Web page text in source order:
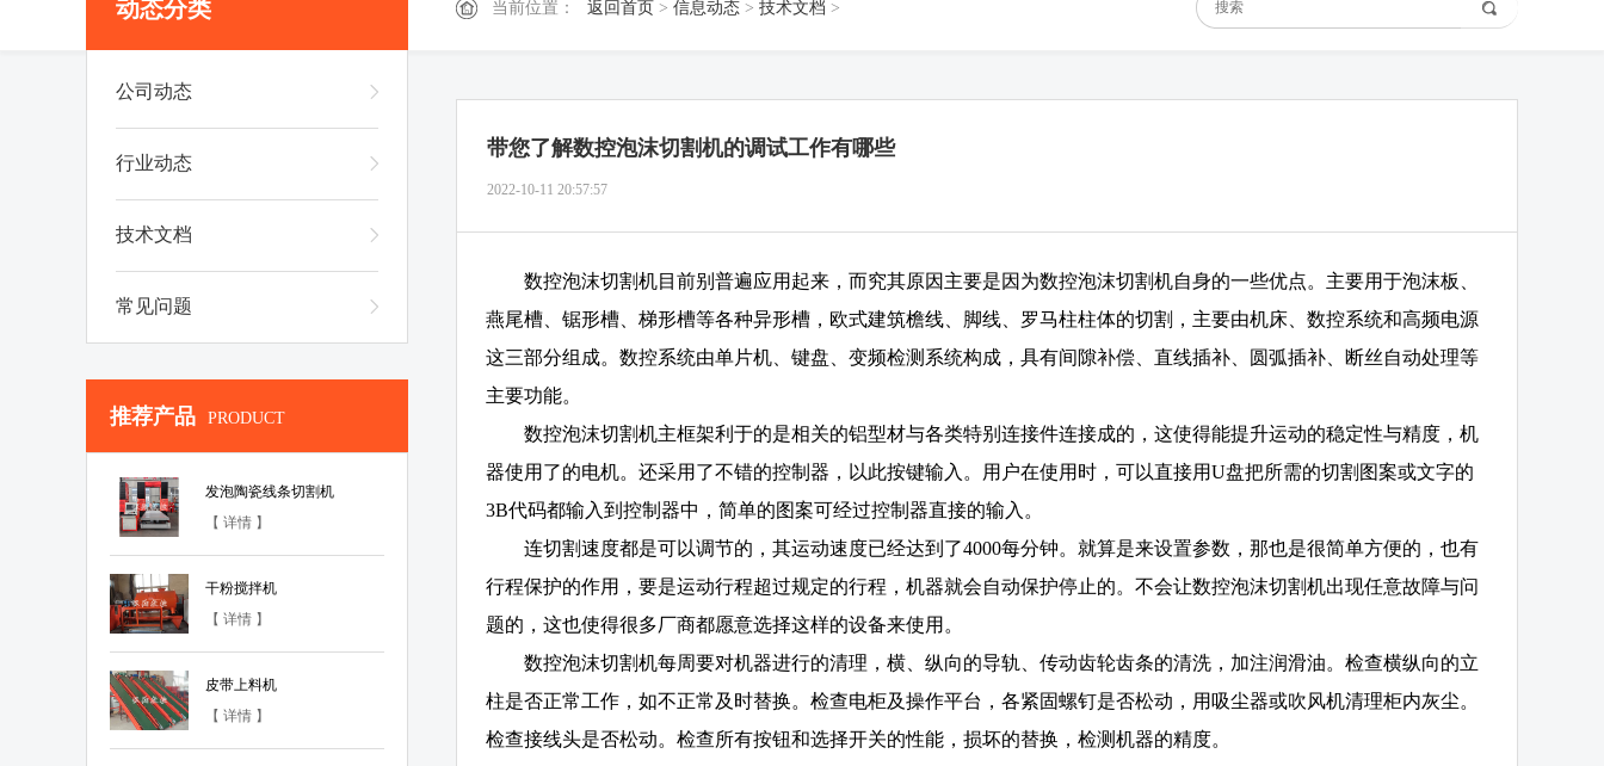
当前位置： 返回首页 > 信息动态 > 技术文档 >
动态分类
公司动态
行业动态
技术文档
常见问题
推荐产品 PRODUCT
发泡陶瓷线条切割机
【 详情 】
干粉搅拌机
【 详情 】
皮带上料机
【 详情 】
带您了解数控泡沫切割机的调试工作有哪些
2022-10-11 20:57:57
数控泡沫切割机目前别普遍应用起来，而究其原因主要是因为数控泡沫切割机自身的一些优点。主要用于泡沫板、
燕尾槽、锯形槽、梯形槽等各种异形槽，欧式建筑檐线、脚线、罗马柱柱体的切割，主要由机床、数控系统和高频电源
这三部分组成。数控系统由单片机、键盘、变频检测系统构成，具有间隙补偿、直线插补、圆弧插补、断丝自动处理等
主要功能。
数控泡沫切割机主框架利于的是相关的铝型材与各类特别连接件连接成的，这使得能提升运动的稳定性与精度，机
器使用了的电机。还采用了不错的控制器，以此按键输入。用户在使用时，可以直接用U盘把所需的切割图案或文字的
3B代码都输入到控制器中，简单的图案可经过控制器直接的输入。
连切割速度都是可以调节的，其运动速度已经达到了4000每分钟。就算是来设置参数，那也是很简单方便的，也有
行程保护的作用，要是运动行程超过规定的行程，机器就会自动保护停止的。不会让数控泡沫切割机出现任意故障与问
题的，这也使得很多厂商都愿意选择这样的设备来使用。
数控泡沫切割机每周要对机器进行的清理，横、纵向的导轨、传动齿轮齿条的清洗，加注润滑油。检查横纵向的立
柱是否正常工作，如不正常及时替换。检查电柜及操作平台，各紧固螺钉是否松动，用吸尘器或吹风机清理柜内灰尘。
检查接线头是否松动。检查所有按钮和选择开关的性能，损坏的替换，检测机器的精度。